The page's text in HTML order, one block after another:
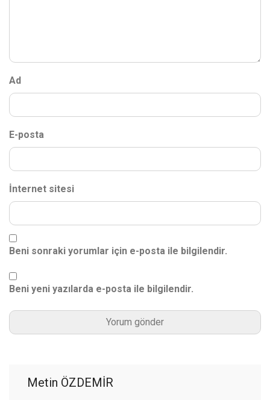
Ad
E-posta
İnternet sitesi
Beni sonraki yorumlar için e-posta ile bilgilendir.
Beni yeni yazılarda e-posta ile bilgilendir.
Metin ÖZDEMİR